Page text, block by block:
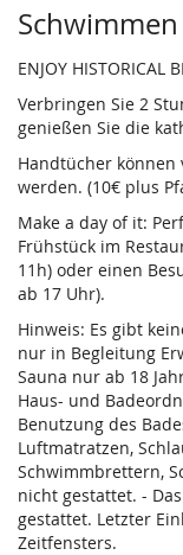
Produkte
ENJOY HISTORICAL
Verbringen Sie 2
genießen Sie die
Handtücher können
werden. (10€ plus
Make a day of it:
Frühstück im
11h) oder einen
ab 17 Uhr).
Hinweis: Es gibt
nur in Begleitung
Sauna nur ab 18
Haus- und
Benutzung des
Luftmatratzen,
Schwimmbrettern,
nicht gestattet. -
gestattet. Letzter
Zeitfensters.